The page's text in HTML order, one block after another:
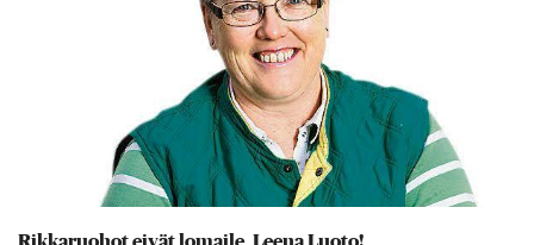
Rikkaruohot eivät lomaile, Leena Luoto!